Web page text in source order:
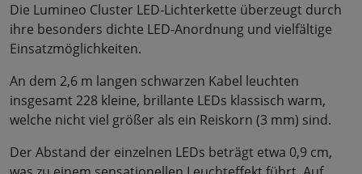
Die Lumineo Cluster LED-Lichterkette überzeugt durch
ihre besonders dichte LED-Anordnung und vielfältige
Einsatzmöglichkeiten.
An dem 2,6 m langen schwarzen Kabel leuchten
insgesamt 228 kleine, brillante LEDs klassisch warm,
welche nicht viel größer als ein Reiskorn (3 mm) sind.
Der Abstand der einzelnen LEDs beträgt etwa 0,9 cm,